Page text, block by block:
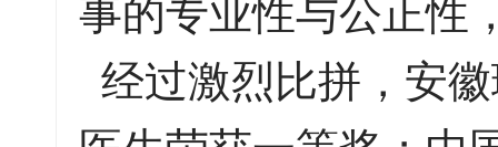
事的专业性与公正性
经过激烈比拼，安